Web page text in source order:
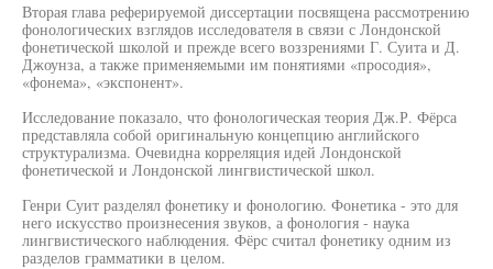
Вторая глава реферируемой диссертации посвящена рассмотрению
фонологических взглядов исследователя в связи с Лондонской
фонетической школой и прежде всего воззрениями Г. Суита и Д.
Джоунза, а также применяемыми им понятиями «просодия»,
«фонема», «экспонент».
Исследование показало, что фонологическая теория Дж.Р. Фёрса
представляла собой оригинальную концепцию английского
структурализма. Очевидна корреляция идей Лондонской
фонетической и Лондонской лингвистической школ.
Генри Суит разделял фонетику и фонологию. Фонетика - это для
него искусство произнесения звуков, а фонология - наука
лингвистического наблюдения. Фёрс считал фонетику одним из
разделов грамматики в целом.